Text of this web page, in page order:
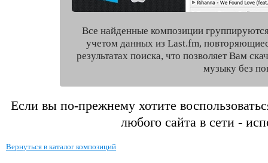
Все найденные композиции
учетом данных из Last.fm,
результатах поиска, что позволяет Вам
музыку без
Если вы по-прежнему хотите
любого сайта в сети -
Вернуться в каталог композиций